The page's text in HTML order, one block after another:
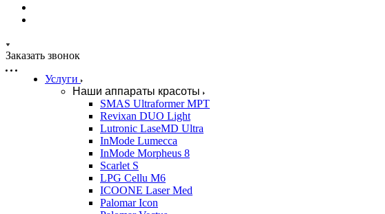
Заказать звонок
Услуги
Наши аппараты красоты
SMAS Ultraformer MPT
Revixan DUO Light
Lutronic LaseMD Ultra
InMode Lumecca
InMode Morpheus 8
Scarlet S
LPG Cellu M6
ICOONE Laser Med
Palomar Icon